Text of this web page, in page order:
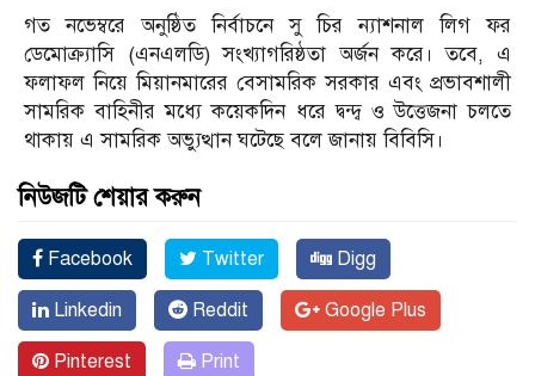
গত নভেম্বরে অনুষ্ঠিত নির্বাচনে সু চির ন্যাশনাল লিগ ফর
ডেমোক্র্যাসি (এনএলডি) সংখ্যাগরিষ্ঠতা অর্জন করে। তবে, এ
ফলাফল নিয়ে মিয়ানমারের বেসামরিক সরকার এবং প্রভাবশালী
সামরিক বাহিনীর মধ্যে কয়েকদিন ধরে দ্বন্দ্ব ও উত্তেজনা চলতে
থাকায় এ সামরিক অভ্যুত্থান ঘটেছে বলে জানায় বিবিসি।
নিউজটি শেয়ার করুন
Facebook Twitter Digg
Linkedin Reddit Google Plus
Pinterest Print